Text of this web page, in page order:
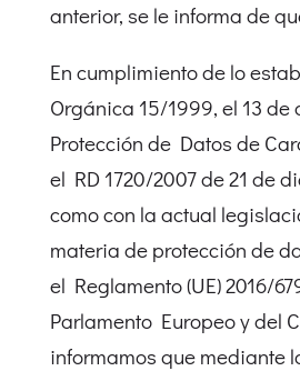
anterior, se le informa de
En cumplimiento de lo
Orgánica 15/1999, el 13 de
Protección de Datos de
el RD 1720/2007 de 21 de
como con la actual
materia de protección de
el Reglamento (UE) 2016/
Parlamento Europeo y del
informamos que mediante